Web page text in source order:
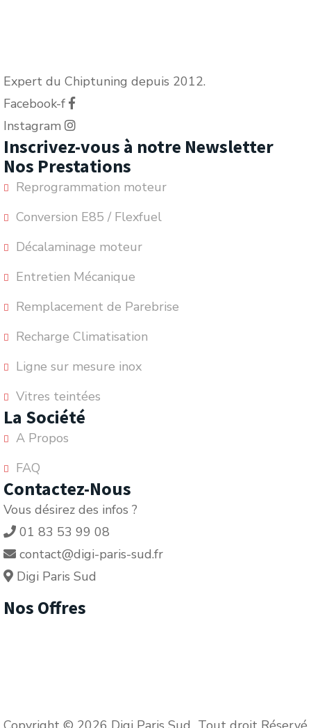
Expert du Chiptuning depuis 2012.
Facebook-f
Instagram
Inscrivez-vous à notre Newsletter
Nos Prestations
Reprogrammation moteur
Conversion E85 / Flexfuel
Décalaminage moteur
Entretien Mécanique
Remplacement de Parebrise
Recharge Climatisation
Ligne sur mesure inox
Vitres teintées
La Société
A Propos
FAQ
Contactez-Nous
Vous désirez des infos ?
01 83 53 99 08
contact@digi-paris-sud.fr
Digi Paris Sud
Nos Offres